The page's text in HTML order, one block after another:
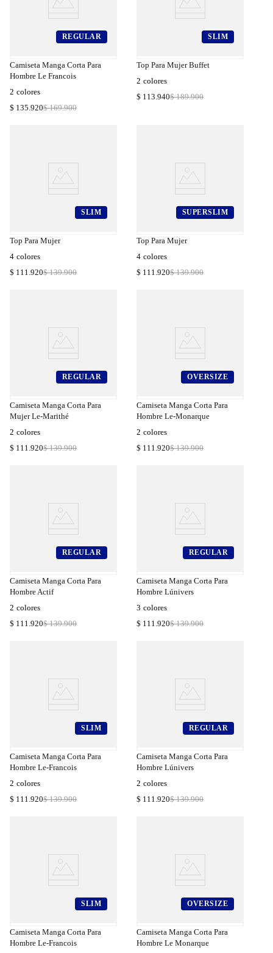
REGULAR
Camiseta Manga Corta Para
Hombre Le Francois
2 colores
$ 169.900
$ 135 920
SLIM
Top Para Mujer Buffet
2 colores
$ 189.900
$ 113 940
SLIM
Top Para Mujer
4 colores
$ 139.900
$ 111 920
SUPERSLIM
Top Para Mujer
4 colores
$ 139.900
$ 111 920
REGULAR
Camiseta Manga Corta Para
Mujer Le-Marithé
2 colores
$ 139.900
$ 111 920
OVERSIZE
Camiseta Manga Corta Para
Hombre Le-Monarque
2 colores
$ 139.900
$ 111 920
REGULAR
Camiseta Manga Corta Para
Hombre Actif
2 colores
$ 139.900
$ 111 920
REGULAR
Camiseta Manga Corta Para
Hombre Lúnivers
3 colores
$ 139.900
$ 111 920
SLIM
Camiseta Manga Corta Para
Hombre Le-Francois
2 colores
$ 139.900
$ 111 920
REGULAR
Camiseta Manga Corta Para
Hombre Lúnivers
2 colores
$ 139.900
$ 111 920
SLIM
Camiseta Manga Corta Para
Hombre Le-Francois
OVERSIZE
Camiseta Manga Corta Para
Hombre Le Monarque